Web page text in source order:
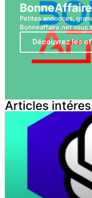
Petites annonces,
Bonneaffaire.net vous
Découvrez les
Articles